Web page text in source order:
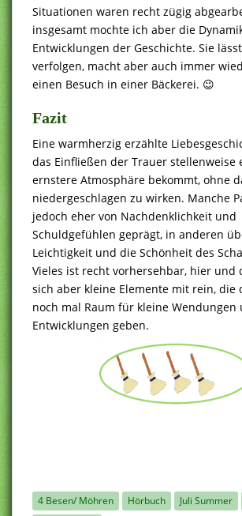
Situationen waren recht zügig
insgesamt mochte ich aber die
Entwicklungen der Geschichte. Sie
verfolgen, macht aber auch immer
einen Besuch in einer Bäckerei. 😉
Fazit
Eine warmherzig erzählte
das Einfließen der Trauer stellenweise
ernstere Atmosphäre bekommt, ohne
niedergeschlagen zu wirken. Manche
jedoch eher von Nachdenklichkeit und
Schuldgefühlen geprägt, in anderen
Leichtigkeit und die Schönheit des
Vieles ist recht vorhersehbar, hier und
sich aber kleine Elemente mit rein, die
noch mal Raum für kleine Wendungen
Entwicklungen geben.
4 Besen/ Möhren Hörbuch Juli Summer